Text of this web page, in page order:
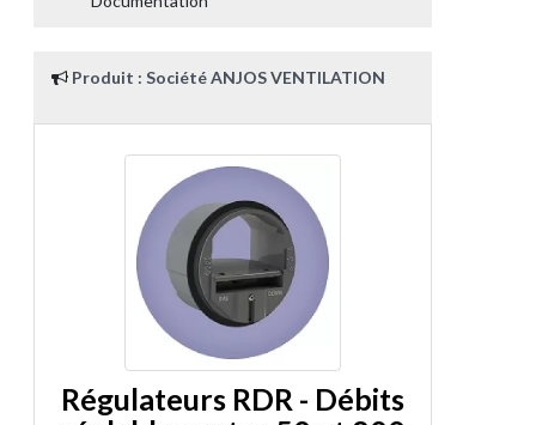
Produit : Société ANJOS VENTILATION
Régulateurs RDR - Débits